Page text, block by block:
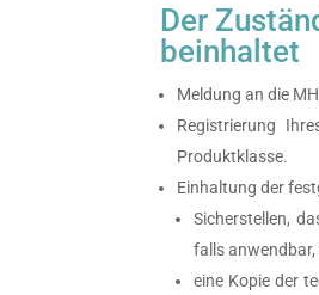
Der
beinhaltet
Meldung an die
Registrierung
Produktklasse.
Einhaltung der
Sicherstellen,
falls
eine Kopie der